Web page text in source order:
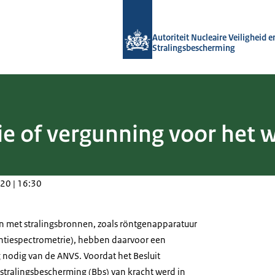
Autoriteit Nucleaire Veiligheid
Stralingsbescherming
of vergunning voor het
| 16:30
met stralingsbronnen, zoals röntgenapparatuur
hebben daarvoor een
van de ANVS. Voordat het Besluit
(Bbs) van kracht werd in